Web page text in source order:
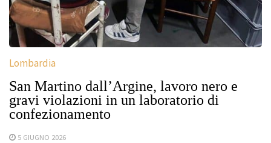
Lombardia
San Martino dall’Argine, lavoro nero e
gravi violazioni in un laboratorio di
confezionamento
5 GIUGNO 2026